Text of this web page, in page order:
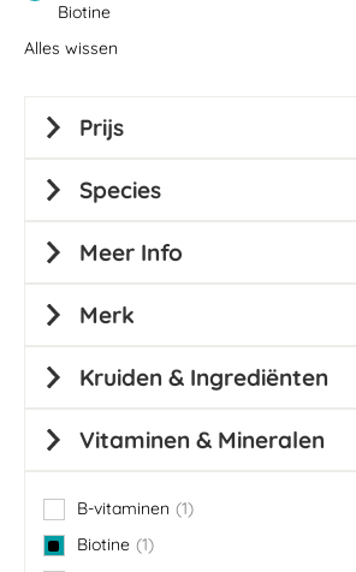
Biotine
Alles wissen
Prijs
Species
Meer Info
Merk
Kruiden & Ingrediënten
Vitaminen & Mineralen
B-vitaminen 1
item
Biotine 1
item